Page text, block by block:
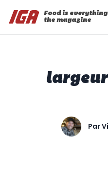
Food is everything
the magazine
Par